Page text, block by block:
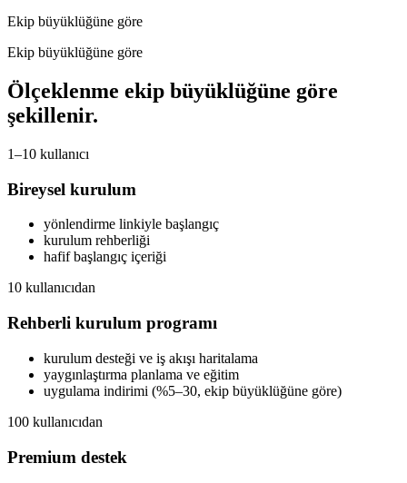
Ekip büyüklüğüne göre
Ekip büyüklüğüne göre
Ölçeklenme ekip büyüklüğüne göre
şekillenir.
1–10 kullanıcı
Bireysel kurulum
yönlendirme linkiyle başlangıç
kurulum rehberliği
hafif başlangıç içeriği
10 kullanıcıdan
Rehberli kurulum programı
kurulum desteği ve iş akışı haritalama
yaygınlaştırma planlama ve eğitim
uygulama indirimi (%5–30, ekip büyüklüğüne göre)
100 kullanıcıdan
Premium destek